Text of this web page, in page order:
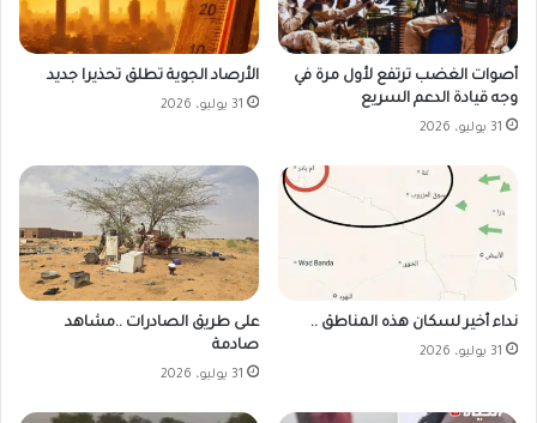
أصوات الغضب ترتفع لأول مرة في
وجه قيادة الدعم السريع
31 يوليو، 2026
الأرصاد الجوية تطلق تحذيرا جديد
31 يوليو، 2026
نداء أخير لسكان هذه المناطق ..
31 يوليو، 2026
على طريق الصادرات ..مشاهد
صادمة
31 يوليو، 2026